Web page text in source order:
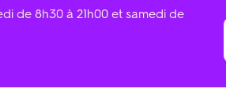
de 8h30 à 21h00 et samedi de